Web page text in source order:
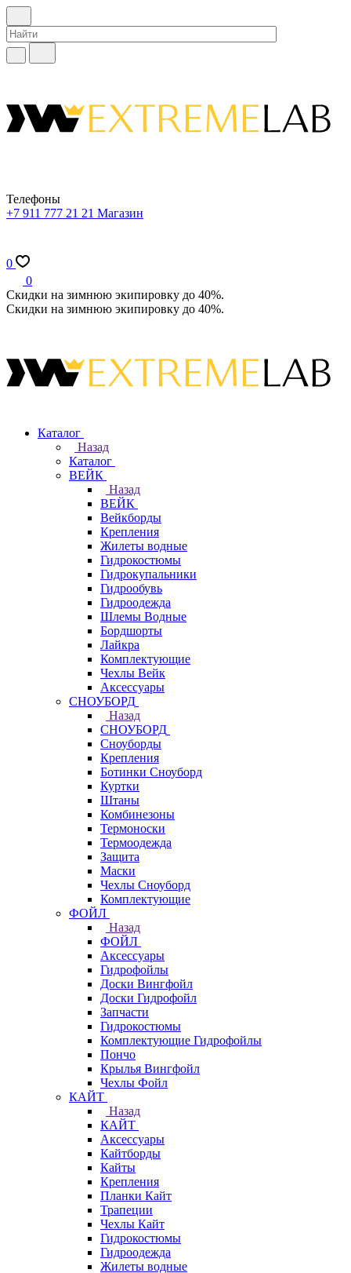
Телефоны
+7 911 777 21 21 Магазин
0
0
Скидки на зимнюю экипировку до 40%.
Скидки на зимнюю экипировку до 40%.
Каталог
Назад
Каталог
ВЕЙК
Назад
ВЕЙК
Вейкборды
Крепления
Жилеты водные
Гидрокостюмы
Гидрокупальники
Гидрообувь
Гидроодежда
Шлемы Водные
Бордшорты
Лайкра
Комплектующие
Чехлы Вейк
Аксессуары
СНОУБОРД
Назад
СНОУБОРД
Сноуборды
Крепления
Ботинки Сноуборд
Куртки
Штаны
Комбинезоны
Термоноски
Термоодежда
Защита
Маски
Чехлы Сноуборд
Комплектующие
ФОЙЛ
Назад
ФОЙЛ
Аксессуары
Гидрофойлы
Доски Вингфойл
Доски Гидрофойл
Запчасти
Гидрокостюмы
Комплектующие Гидрофойлы
Пончо
Крылья Вингфойл
Чехлы Фойл
КАЙТ
Назад
КАЙТ
Аксессуары
Кайтборды
Кайты
Крепления
Планки Кайт
Трапеции
Чехлы Кайт
Гидрокостюмы
Гидроодежда
Жилеты водные